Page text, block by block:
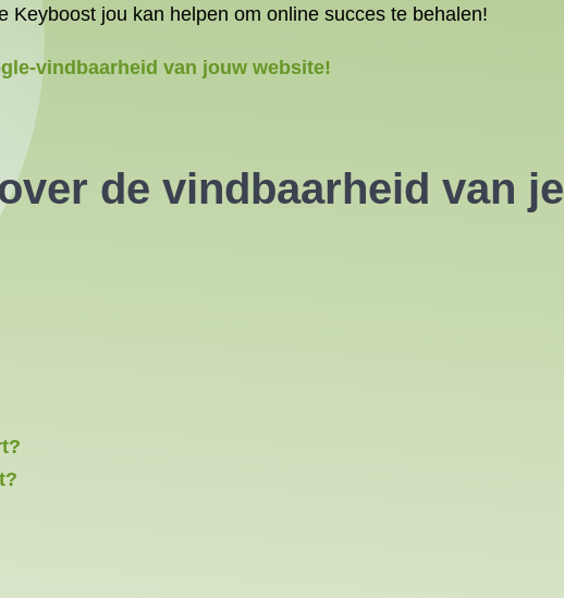
jou kan helpen om online succes te behalen!
vindbaarheid van jouw website!
de vindbaarheid van je